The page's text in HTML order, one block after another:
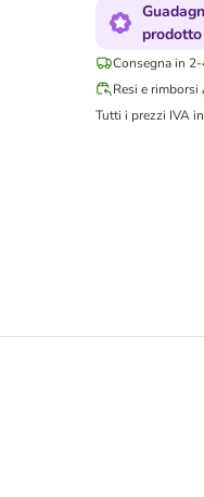
prodotto
Consegna in
Resi e rimborsi
Tutti i prezzi IVA